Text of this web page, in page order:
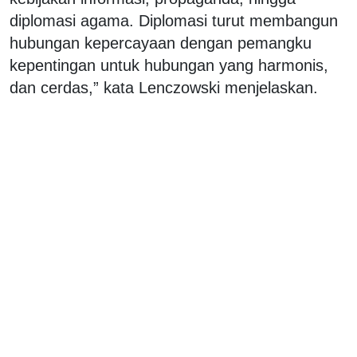
diplomasi agama. Diplomasi turut membangun
hubungan kepercayaan dengan pemangku
kepentingan untuk hubungan yang harmonis,
dan cerdas,” kata Lenczowski menjelaskan.